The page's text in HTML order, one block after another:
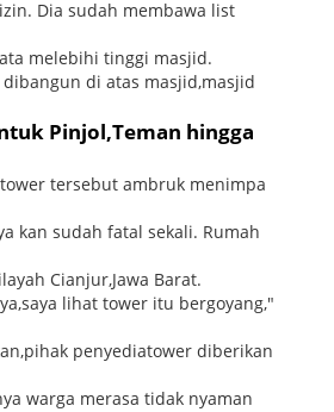
Dia sudah membawa list
melebihi tinggi masjid.
di atas masjid,masjid
Pinjol,Teman hingga
tersebut ambruk menimpa
kan sudah fatal sekali. Rumah
Cianjur,Jawa Barat.
lihat tower itu bergoyang,"
penyediatower diberikan
warga merasa tidak nyaman